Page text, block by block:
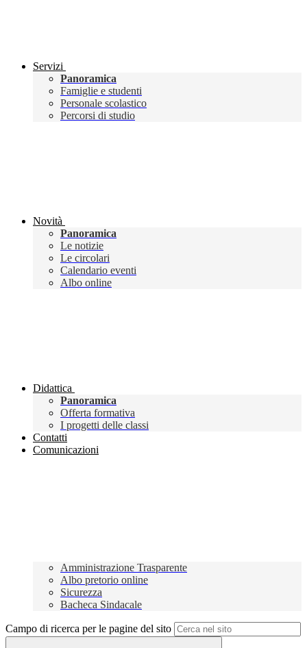
Servizi
Panoramica
Famiglie e studenti
Personale scolastico
Percorsi di studio
Novità
Panoramica
Le notizie
Le circolari
Calendario eventi
Albo online
Didattica
Panoramica
Offerta formativa
I progetti delle classi
Contatti
Comunicazioni
Amministrazione Trasparente
Albo pretorio online
Sicurezza
Bacheca Sindacale
Campo di ricerca per le pagine del sito